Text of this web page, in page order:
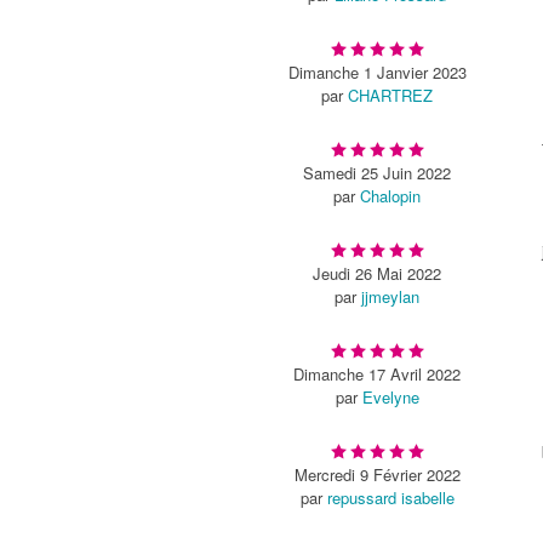
Dimanche 1 Janvier 2023
parCHARTREZ
Samedi 25 Juin 2022
parChalopin
Jeudi 26 Mai 2022
parjjmeylan
Dimanche 17 Avril 2022
par Evelyne
Mercredi 9 Février 2022
par repussard isabelle